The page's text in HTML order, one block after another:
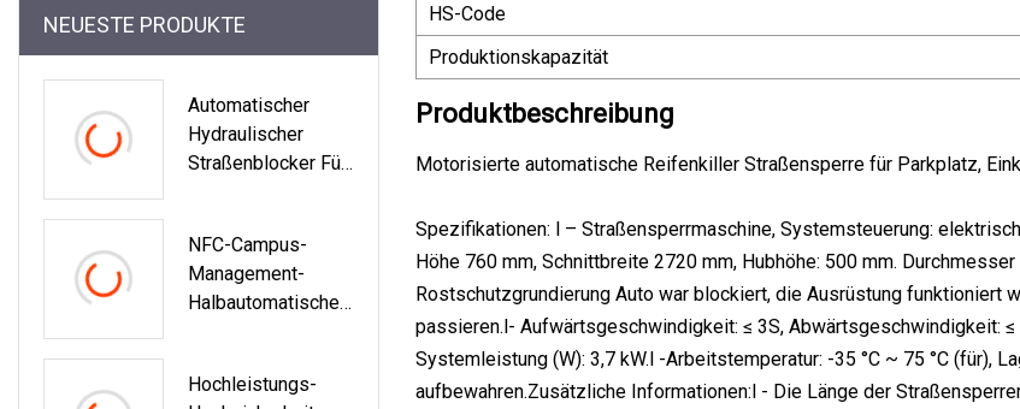
NEUESTE PRODUKTE
Automatischer
Hydraulischer
Straßenblocker Für
NFC-Campus-
Management-
Halbautomatische
Voller Höhe
Hochleistungs-
HS-Code
Produktionskapazität
Produktbeschreibung
Motorisierte automatische Reifenkiller Straßensperre für Parkplatz,
Spezifikationen: l – Straßensperrmaschine, Systemsteuerung:
Höhe 760 mm, Schnittbreite 2720 mm, Hubhöhe: 500 mm.
Rostschutzgrundierung Auto war blockiert, die Ausrüstung funktioniert
passieren.l- Aufwärtsgeschwindigkeit: ≤ 3S, Abwärtsgeschwindigkeit:
Systemleistung (W): 3,7 kW.l -Arbeitstemperatur: -35 °C ~ 75 °C (für),
aufbewahren.Zusätzliche Informationen:l - Die Länge der